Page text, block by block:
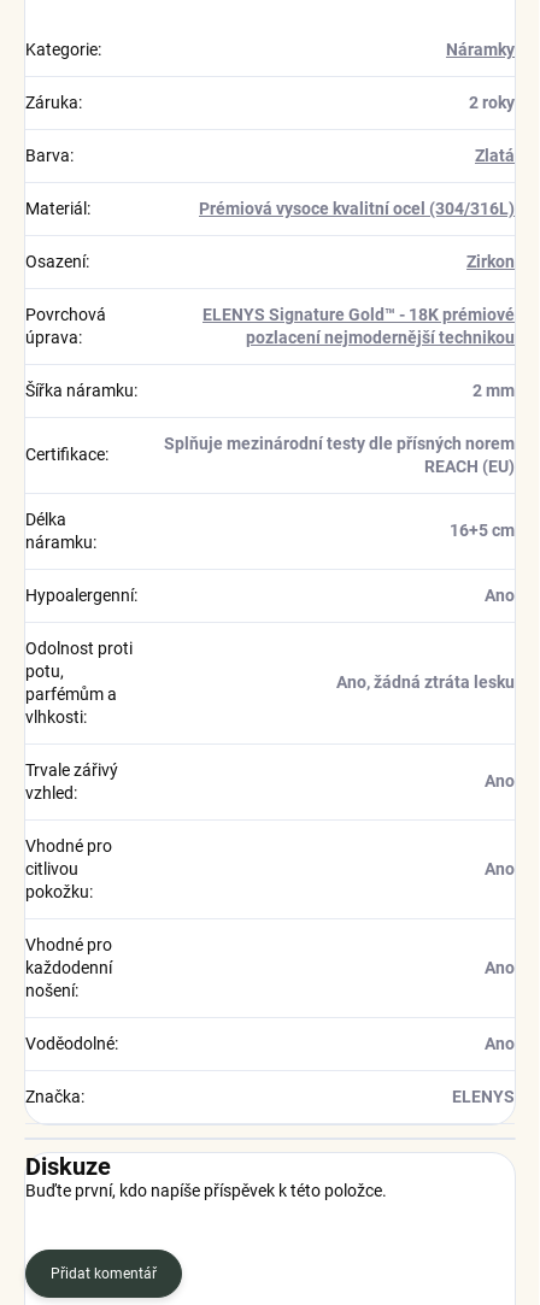
Kategorie: Náramky
Záruka: 2 roky
Barva: Zlatá
Materiál : Prémiová vysoce kvalitní ocel (304/316L)
Osazení: Zirkon
Povrchová
úprava:
ELENYS Signature Gold™ - 18K prémiové
pozlacení nejmodernější technikou
Šířka náramku: 2 mm
Certifikace:
Splňuje mezinárodní testy dle přísných norem
REACH (EU)
Délka
náramku:
16+5 cm
Hypoalergenní: Ano
Odolnost proti
potu,
parfémům a
vlhkosti:
Ano, žádná ztráta lesku
Trvale zářivý
vzhled:
Ano
Vhodné pro
citlivou
pokožku:
Ano
Vhodné pro
každodenní
nošení:
Ano
Voděodolné: Ano
Značka: ELENYS
Diskuze
Buďte první, kdo napíše příspěvek k této položce.
Přidat komentář